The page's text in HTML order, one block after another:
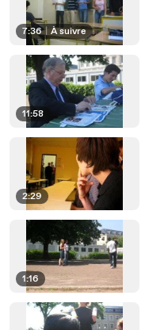
7:36 À suivre
11:58
2:29
1:16